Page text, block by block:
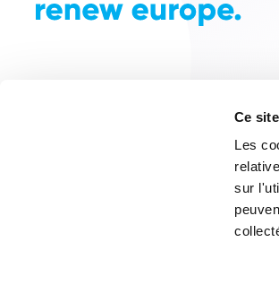
Ce
Les
sur
© Renew Europe 2024. Tous